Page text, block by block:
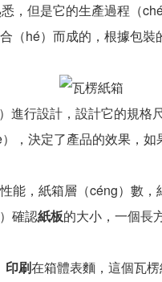
，但是它的生產過程（
（hé）而成的，根據包
行設計，設計它的規格
，決定了產品的效果，
，紙箱層（céng）數
確認紙板的大小，一個長
印刷在箱體表麵，這個瓦